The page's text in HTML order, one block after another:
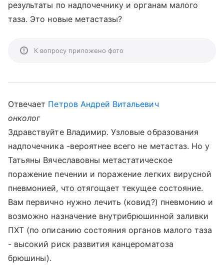
результаты по надпочечнику и органам малого
таза. Это новые метастазы?
К вопросу приложено фото
Отвечает Петров Андрей Витальевич
онколог
Здравствуйте Владимир. Узловые образования
надпочечника -вероятнее всего не метастаз. Но у
Татьяны Вячеславовны метастатическое
поражение печении и поражение легких вирусной
пневмонией, что отягощает текущее состояние.
Вам первично нужно лечить (ковид?) пневмонию и
возможно назначение внутрибрюшинной заливки
ПХТ (по описанию состояния органов малого таза
- высокий риск развития канцероматоза
брюшины).